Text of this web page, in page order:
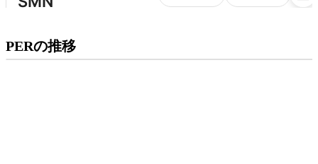
PERの推移プレミアム会員にご登録いただくと、
PERの推移にアクセスできます。